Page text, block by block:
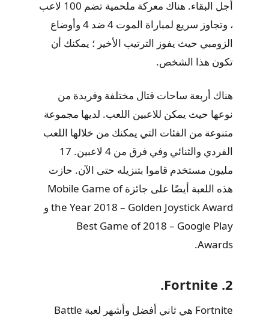
أجل البقاء. هناك معركة ملحمية تضم 100 لاعب
، وتجاوز سريع لمباراة الموت 4 ضد 4 وأوضاع
الزومبي حيث يفوز الترتيب الأخير ؛ يمكنك أن
تكون هذا الشخص.
هناك أربعة ساحات قتال مختلفة وفريدة من
نوعها حيث يمكن للاعبين اللعب. لديها مجموعة
متنوعة من الفئات التي يمكنك من خلالها اللعب
الفردي والثنائي وفي فرق من 4 لاعبين. 17
مليون مستخدم قاموا بتنزيله حتى الآن. حازت
هذه اللعبة أيضًا على جائزة Mobile Game of
the Year 2018 – Golden Joystick Award و
Best Game of 2018 – Google Play
Awards.
2. Fortnite.
Fortnite هي ثاني أفضل وأشهر لعبة Battle